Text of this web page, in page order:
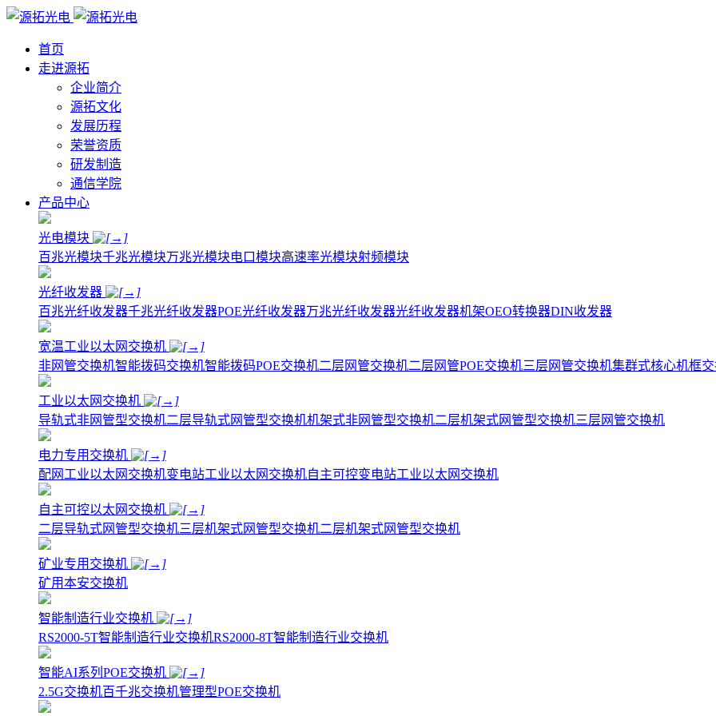
首页
走进源拓
企业简介
源拓文化
发展历程
荣誉资质
研发制造
通信学院
产品中心
光电模块
百兆光模块千兆光模块万兆光模块电口模块高速率光模块射频模块
光纤收发器
百兆光纤收发器千兆光纤收发器POE光纤收发器万兆光纤收发器光纤收发器机架OEO转换器DIN收发器
宽温工业以太网交换机
非网管交换机智能拨码交换机智能拨码POE交换机二层网管交换机二层网管POE交换机三层网管交换机集群式核心机框
工业以太网交换机
导轨式非网管型交换机二层导轨式网管型交换机机架式非网管型交换机二层机架式网管型交换机三层网管交换机
电力专用交换机
配网工业以太网交换机变电站工业以太网交换机自主可控变电站工业以太网交换机
自主可控以太网交换机
二层导轨式网管型交换机三层机架式网管型交换机二层机架式网管型交换机
矿业专用交换机
矿用本安交换机
智能制造行业交换机
RS2000-5T智能制造行业交换机RS2000-8T智能制造行业交换机
智能AI系列POE交换机
2.5G交换机百千兆交换机管理型POE交换机